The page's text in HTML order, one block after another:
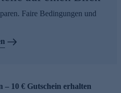
Faire Bedingungen und
– 10 € Gutschein erhalten